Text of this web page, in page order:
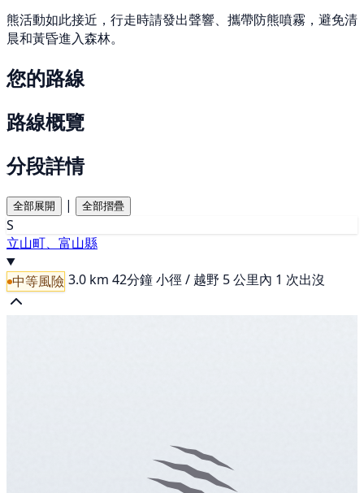
熊活動如此接近，行走時請發出聲響、攜帶防熊噴霧，避免清
晨和黃昏進入森林。
您的路線
路線概覽
分段詳情
全部展開 | 全部摺疊
S
立山町、富山縣
中等風險 3.0 km 42分鐘小徑 / 越野 5 公里內 1 次出沒